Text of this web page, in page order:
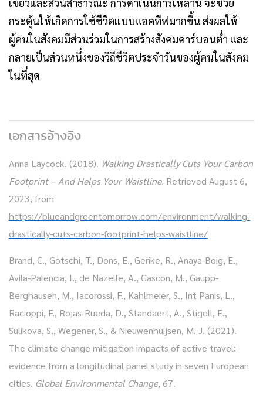
กระตุ้นให้เกิดการใช้ชีวิตแบบแอคทีฟมากขึ้น ส่งผลให้
ผู้คนในสังคมมีส่วนร่วมในการสร้างสังคมคาร์บอนต่ำ และ
กลายเป็นส่วนหนึ่งของวิถีชีวิตประจำวันของผู้คนในสังคม
ในที่สุด
เอกสารอ้างอิง
Anna Laycock. (2018). Walking Drastically Cuts Your Carbon
Footprint – And Helps Your Waistline. Retrieved August 6,
2023, from
https://blueandgreentomorrow.com/environment/walking-
drastically-cuts-carbon-footprint-helps-waistline/
Brand, C., Götschi, T., Dons, E., Gerike, R., Anaya-Boig, E.,
Avila-Palencia, I., de Nazelle, A., Gascon, M., Gaupp-
Berghausen, M., Iacorossi, F., Kahlmeier, S., Int Panis, L.,
Racioppi, F., Rojas-Rueda, D., Standaert, A., Stigell, E.,
Sulikova, S., Wegener, S., & Nieuwenhuijsen, M. J. (2021).
The climate change mitigation impacts of active travel:
evidence from a longitudinal panel study in seven European
cities. Global Environmental Change, 67.